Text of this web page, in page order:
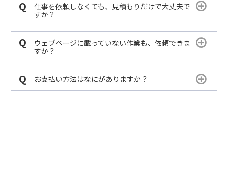
仕事を依頼しなくても、見積もりだけで大丈夫で
すか？
ウェブページに載っていない作業も、依頼できま
すか？
お支払い方法はなにがありますか？